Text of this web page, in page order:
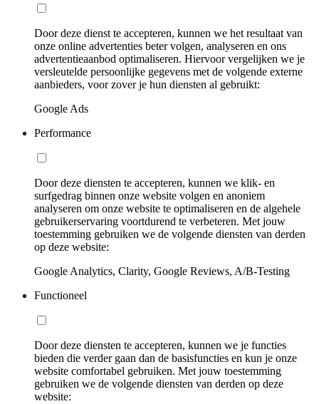
Door deze dienst te accepteren, kunnen we het resultaat van
onze online advertenties beter volgen, analyseren en ons
advertentieaanbod optimaliseren. Hiervoor vergelijken we je
versleutelde persoonlijke gegevens met de volgende externe
aanbieders, voor zover je hun diensten al gebruikt:
Google Ads
Performance
Door deze diensten te accepteren, kunnen we klik- en
surfgedrag binnen onze website volgen en anoniem
analyseren om onze website te optimaliseren en de algehele
gebruikerservaring voortdurend te verbeteren. Met jouw
toestemming gebruiken we de volgende diensten van derden
op deze website:
Google Analytics, Clarity, Google Reviews, A/B-Testing
Functioneel
Door deze diensten te accepteren, kunnen we je functies
bieden die verder gaan dan de basisfuncties en kun je onze
website comfortabel gebruiken. Met jouw toestemming
gebruiken we de volgende diensten van derden op deze
website: